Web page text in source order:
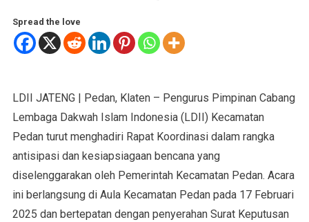
Spread the love
LDII JATENG | Pedan, Klaten – Pengurus Pimpinan Cabang
Lembaga Dakwah Islam Indonesia (LDII) Kecamatan
Pedan turut menghadiri Rapat Koordinasi dalam rangka
antisipasi dan kesiapsiagaan bencana yang
diselenggarakan oleh Pemerintah Kecamatan Pedan. Acara
ini berlangsung di Aula Kecamatan Pedan pada 17 Februari
2025 dan bertepatan dengan penyerahan Surat Keputusan